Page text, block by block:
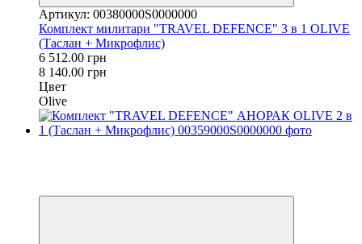
Артикул: 00380000S0000000
Комплект милитари "TRAVEL DEFENCE" 3 в 1 OLIVE
(Таслан + Микрофлис)
6 512.00 грн
8 140.00 грн
Цвет
Olive